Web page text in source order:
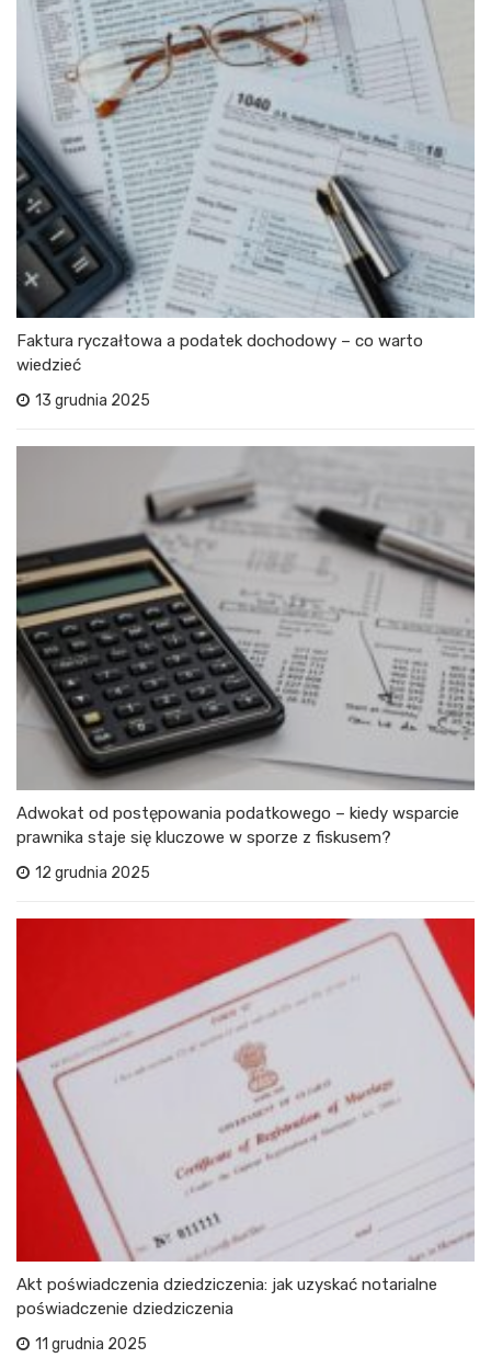
Faktura ryczałtowa a podatek dochodowy – co warto
wiedzieć
13 grudnia 2025
Adwokat od postępowania podatkowego – kiedy wsparcie
prawnika staje się kluczowe w sporze z fiskusem?
12 grudnia 2025
Akt poświadczenia dziedziczenia: jak uzyskać notarialne
poświadczenie dziedziczenia
11 grudnia 2025